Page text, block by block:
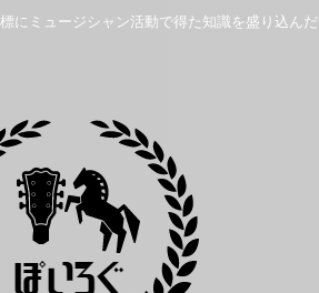
にミュージシャン活動で得た知識を盛り込ん